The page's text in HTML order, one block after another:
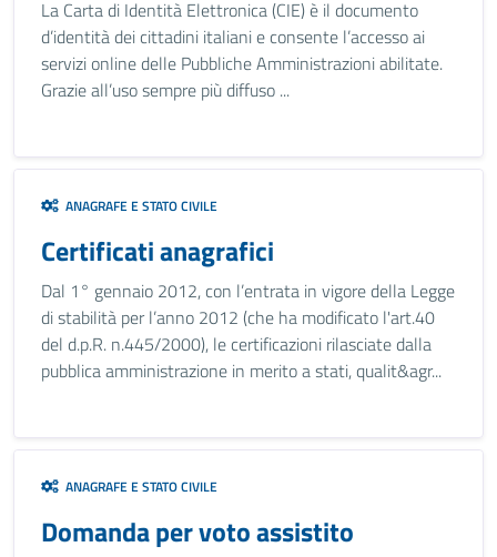
La Carta di Identità Elettronica (CIE) è il documento
d’identità dei cittadini italiani e consente l’accesso ai
servizi online delle Pubbliche Amministrazioni abilitate.
Grazie all’uso sempre più diffuso ...
ANAGRAFE E STATO CIVILE
Certificati anagrafici
Dal 1° gennaio 2012, con l’entrata in vigore della Legge
di stabilità per l’anno 2012 (che ha modificato l'art.40
del d.p.R. n.445/2000), le certificazioni rilasciate dalla
pubblica amministrazione in merito a stati, qualit&agr...
ANAGRAFE E STATO CIVILE
Domanda per voto assistito